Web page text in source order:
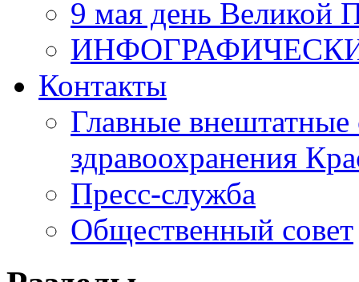
9 мая день Великой
Контакты
Главные внештатные
здравоохранения
Пресс-служба
Общественный совет